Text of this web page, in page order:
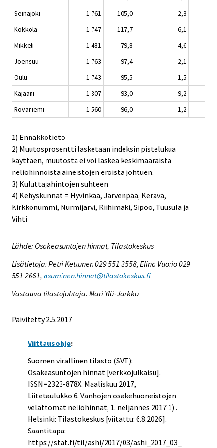
Seinäjoki
1 761 105,0
-2,3
Kokkola
1 747 117,7 6,1
Mikkeli
1 481 79,8 -4,6
Joensuu
1 763 97,4
-2,1
Oulu
1 743 95,5
-1,5
Kajaani
1 307 93,0
9,2
Rovaniemi
1 560 96,0 -1,2
1) Ennakkotieto
2) Muutosprosentti lasketaan indeksin pistelukua
käyttäen, muutosta ei voi laskea keskimääräistä
neliöhinnoista aineistojen eroista johtuen.
3) Kuluttajahintojen suhteen
4) Kehyskunnat = Hyvinkää, Järvenpää, Kerava,
Kirkkonummi, Nurmijärvi, Riihimäki, Sipoo, Tuusula ja
Vihti
Lähde: Osakeasuntojen hinnat, Tilastokeskus
Lisätietoja: Petri Kettunen 029 551 3558, Elina Vuorio 029
551 2661, asuminen.hinnat@tilastokeskus.fi
Vastaava tilastojohtaja: Mari Ylä-Jarkko
Päivitetty 2.5.2017
Viittausohje:
Suomen virallinen tilasto (SVT):
Osakeasuntojen hinnat [verkkojulkaisu].
ISSN=2323-878X. Maaliskuu 2017,
Liitetaulukko 6. Vanhojen osakehuoneistojen
velattomat neliöhinnat, 1. neljännes 2017 1) .
Helsinki: Tilastokeskus [viitattu: 6.8.2026].
Saantitapa:
https://stat.fi/til/ashi/2017/03/ashi_2017_03_